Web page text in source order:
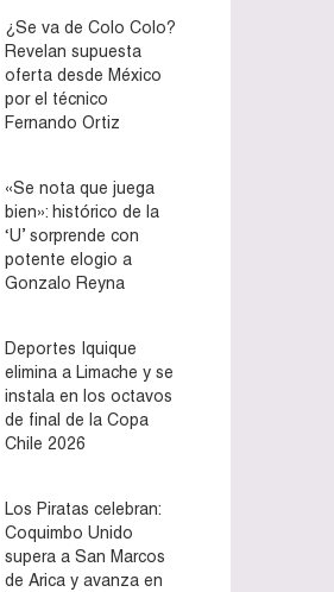
¿Se va de Colo Colo?
Revelan supuesta
oferta desde México
por el técnico
Fernando Ortiz
«Se nota que juega
bien»: histórico de la
‘U’ sorprende con
potente elogio a
Gonzalo Reyna
Deportes Iquique
elimina a Limache y se
instala en los octavos
de final de la Copa
Chile 2026
Los Piratas celebran:
Coquimbo Unido
supera a San Marcos
de Arica y avanza en